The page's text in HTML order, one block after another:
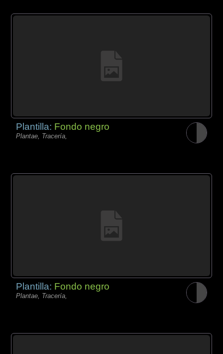
Plantilla: Fondo negro
Plantae, Tracería,
Plantilla: Fondo negro
Plantae, Tracería,